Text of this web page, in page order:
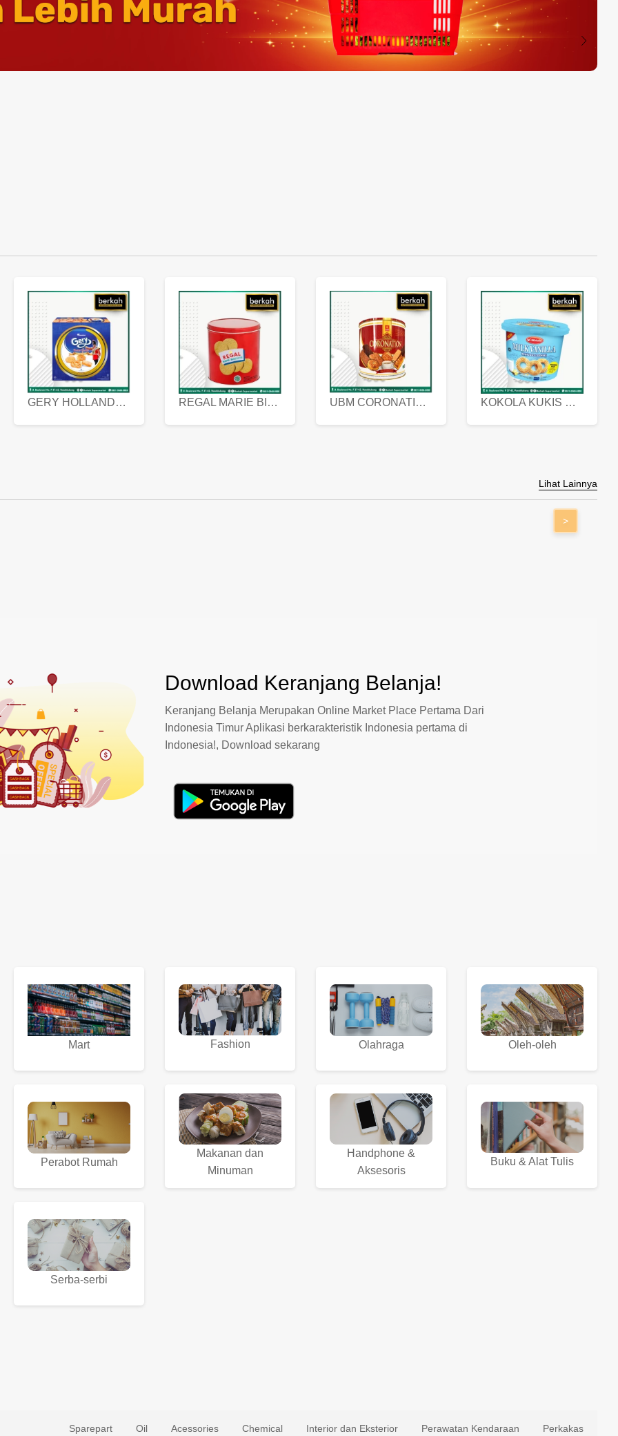
GERY HOLLANDA BUTTER COOKIES 450 GRAM REGAL MARIE BISCUIT KALENG 550 GRAM UBM CORONATION ASSORTED BISKUIT KALENG 450 GRAM KOKOLA KUKIS HYGIENIC MILK VANILLA PACK 320 GR
Lihat Lainnya
>
Download Keranjang Belanja!
Keranjang Belanja Merupakan Online Market Place Pertama Dari
Indonesia Timur Aplikasi berkarakteristik Indonesia pertama di
Indonesia!, Download sekarang
Mart Fashion Olahraga Oleh-oleh
Perabot Rumah
Makanan dan
Minuman
Handphone &
Aksesoris
Buku & Alat Tulis
Serba-serbi
Sparepart Oil Acessories Chemical Interior dan Eksterior Perawatan Kendaraan Perkakas